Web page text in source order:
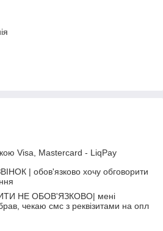
Visa, Mastercard - LiqPay
| обов'язково хочу обговорити
НЕ ОБОВ'ЯЗКОВО| мені
чекаю смс з реквізитами на опл